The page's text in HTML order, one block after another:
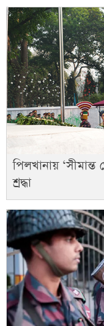
পিলখানায়
শ্রদ্ধা